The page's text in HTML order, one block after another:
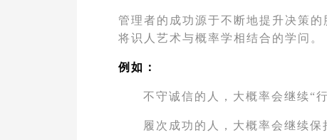
管理者的成功源于不断地提升决策
将识人艺术与概率学相结合的学问。
例如：
不守诚信的人，大概率会继续“行
履次成功的人，大概率会继续保